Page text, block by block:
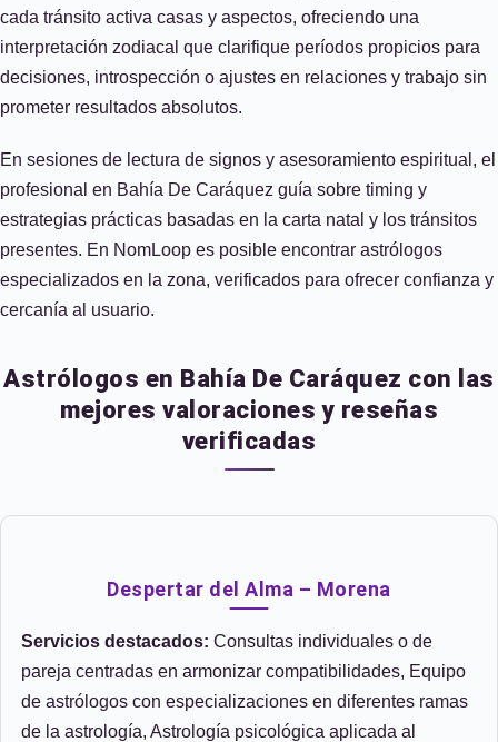
cada tránsito activa casas y aspectos, ofreciendo una
interpretación zodiacal que clarifique períodos propicios para
decisiones, introspección o ajustes en relaciones y trabajo sin
prometer resultados absolutos.
En sesiones de lectura de signos y asesoramiento espiritual, el
profesional en Bahía De Caráquez guía sobre timing y
estrategias prácticas basadas en la carta natal y los tránsitos
presentes. En NomLoop es posible encontrar astrólogos
especializados en la zona, verificados para ofrecer confianza y
cercanía al usuario.
Astrólogos en Bahía De Caráquez con las
mejores valoraciones y reseñas
verificadas
Despertar del Alma – Morena
Servicios destacados: Consultas individuales o de
pareja centradas en armonizar compatibilidades, Equipo
de astrólogos con especializaciones en diferentes ramas
de la astrología, Astrología psicológica aplicada al